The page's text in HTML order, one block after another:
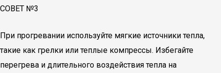
СОВЕТ №3
При прогревании используйте мягкие источники тепла,
такие как грелки или теплые компрессы. Избегайте
перегрева и длительного воздействия тепла на